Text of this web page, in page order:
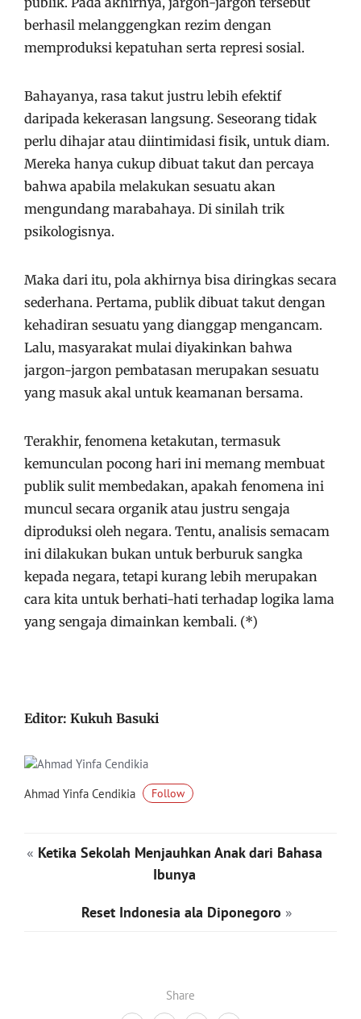
Share
berhasil melanggengkan rezim dengan
memproduksi kepatuhan serta represi sosial.
Bahayanya, rasa takut justru lebih efektif
daripada kekerasan langsung. Seseorang tidak
perlu dihajar atau diintimidasi fisik, untuk diam.
Mereka hanya cukup dibuat takut dan percaya
bahwa apabila melakukan sesuatu akan
mengundang marabahaya. Di sinilah trik
psikologisnya.
Maka dari itu, pola akhirnya bisa diringkas secara
sederhana. Pertama, publik dibuat takut dengan
kehadiran sesuatu yang dianggap mengancam.
Lalu, masyarakat mulai diyakinkan bahwa
jargon-jargon pembatasan merupakan sesuatu
yang masuk akal untuk keamanan bersama.
Terakhir, fenomena ketakutan, termasuk
kemunculan pocong hari ini memang membuat
publik sulit membedakan, apakah fenomena ini
muncul secara organik atau justru sengaja
diproduksi oleh negara. Tentu, analisis semacam
ini dilakukan bukan untuk berburuk sangka
kepada negara, tetapi kurang lebih merupakan
cara kita untuk berhati-hati terhadap logika lama
yang sengaja dimainkan kembali. (*)
Editor: Kukuh Basuki
Ahmad Yinfa Cendikia Follow
« Ketika Sekolah Menjauhkan Anak dari Bahasa
Ibunya
Reset Indonesia ala Diponegoro »